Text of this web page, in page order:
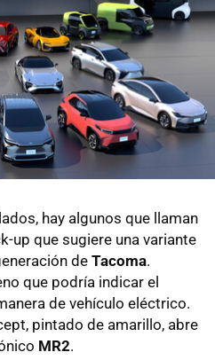
hay algunos que llaman
up que sugiere una variante
de Tacoma.
que podría indicar el
de vehículo eléctrico.
pintado de amarillo, abre
MR2.